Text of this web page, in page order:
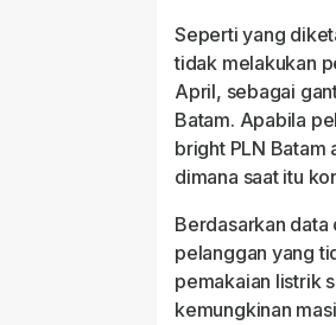
Seperti yang
tidak melakukan
April, sebagai
Batam. Apabila
bright PLN Batam
dimana saat itu
Berdasarkan
pelanggan yang
pemakaian listrik
kemungkinan